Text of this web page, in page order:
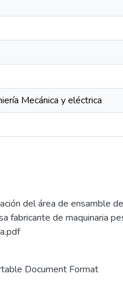
Mecánica y eléctrica
del área de ensamble
fabricante de maquinaria
Document Format